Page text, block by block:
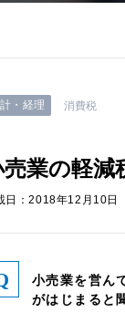
・経理 消費税
売業の軽減
日：2018年12月10日
小売業を営ん
がはじまると